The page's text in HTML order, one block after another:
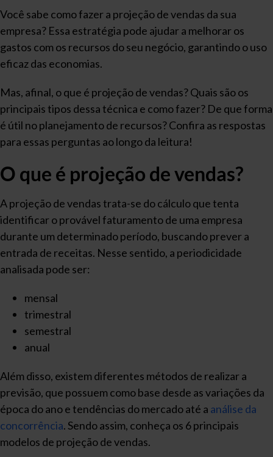
Você sabe como fazer a projeção de vendas da sua
empresa? Essa estratégia pode ajudar a melhorar os
gastos com os recursos do seu negócio, garantindo o uso
eficaz das economias.
Mas, afinal, o que é projeção de vendas? Quais são os
principais tipos dessa técnica e como fazer? De que forma
é útil no planejamento de recursos? Confira as respostas
para essas perguntas ao longo da leitura!
O que é projeção de vendas?
A projeção de vendas trata-se do cálculo que tenta
identificar o provável faturamento de uma empresa
durante um determinado período, buscando prever a
entrada de receitas. Nesse sentido, a periodicidade
analisada pode ser:
mensal
trimestral
semestral
anual
Além disso, existem diferentes métodos de realizar a
previsão, que possuem como base desde as variações da
época do ano e tendências do mercado até a análise da
concorrência. Sendo assim, conheça os 6 principais
modelos de projeção de vendas.